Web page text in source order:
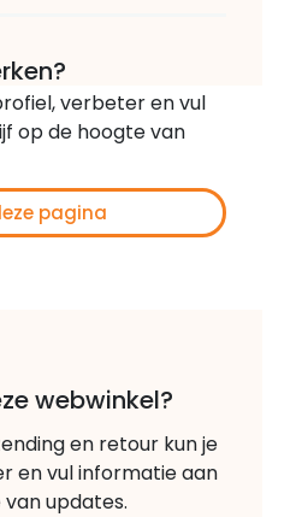
verbeter en vul
op de hoogte van
pagina
webwinkel?
en retour kun je
en vul informatie aan
updates.